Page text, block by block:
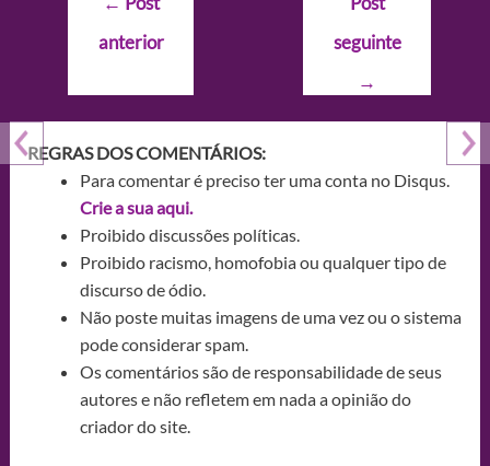
Postanterior
seguinte
→
REGRAS DOS COMENTÁRIOS:
Para comentar é preciso ter uma conta no Disqus.
Crie a sua aqui.
Proibido discussões políticas.
Proibido racismo, homofobia ou qualquer tipo de
discurso de ódio.
Não poste muitas imagens de uma vez ou o sistema
pode considerar spam.
Os comentários são de responsabilidade de seus
autores e não refletem em nada a opinião do
criador do site.